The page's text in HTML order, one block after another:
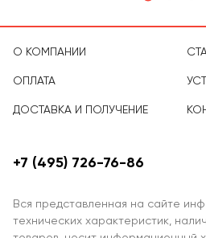
О КОМПАНИИ
ОПЛАТА
ДОСТАВКА И ПОЛУЧЕНИЕ
Вся представленная на сайте
технических характеристик,
+7 (495) 726-76-86